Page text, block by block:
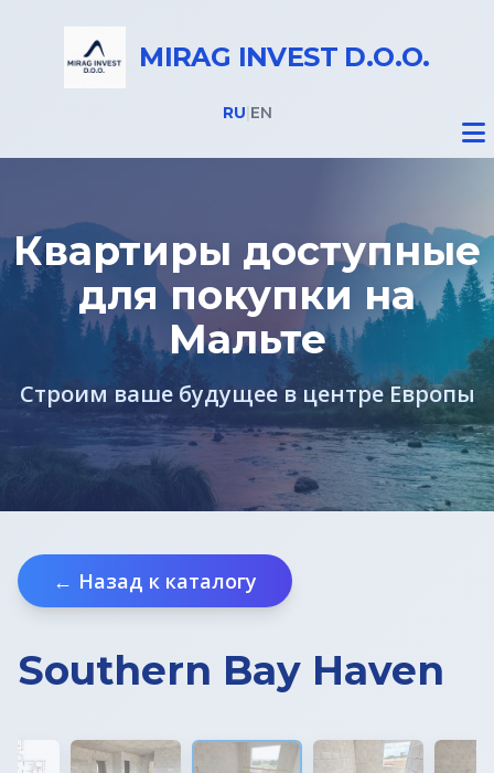
MIRAG INVEST D.O.O.
RU EN
Недвижимость
Все объекты
Недвижимость в Словении
Недвижимость в Италии
Квартиры доступные
для покупки на
Мальте
Строим ваше будущее в центре Европы
← Назад к каталогу
Southern Bay Haven